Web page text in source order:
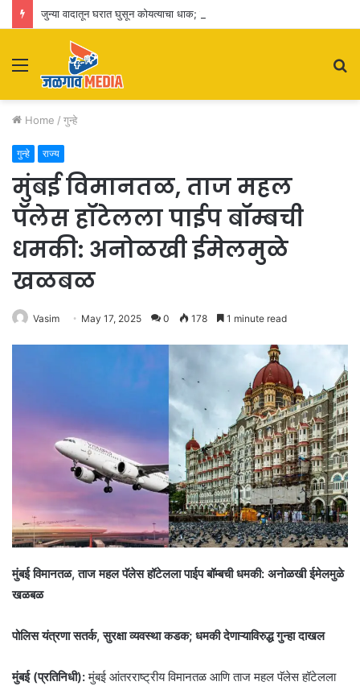
Menu
Home / गुन्हे
गुन्हे राज्य
मुंबई विमानतळ, ताज महल
पॅलेस हॉटेलला पाईप बॉम्बची
धमकी: अनोळखी ईमेलमुळे
खळबळ
Vasim May 17, 2025 0 178 1 minute read
मुंबई विमानतळ, ताज महल पॅलेस हॉटेलला पाईप बॉम्बची धमकी: अनोळखी ईमेलमुळे
खळबळ
पोलिस यंत्रणा सतर्क, सुरक्षा व्यवस्था कडक; धमकी देणाऱ्याविरुद्ध गुन्हा दाखल
मुंबई (प्रतिनिधी):मुंबई आंतरराष्ट्रीय विमानतळ आणि ताज महल पॅलेस हॉटेलला